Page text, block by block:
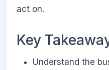
act on.
Key
Understand the